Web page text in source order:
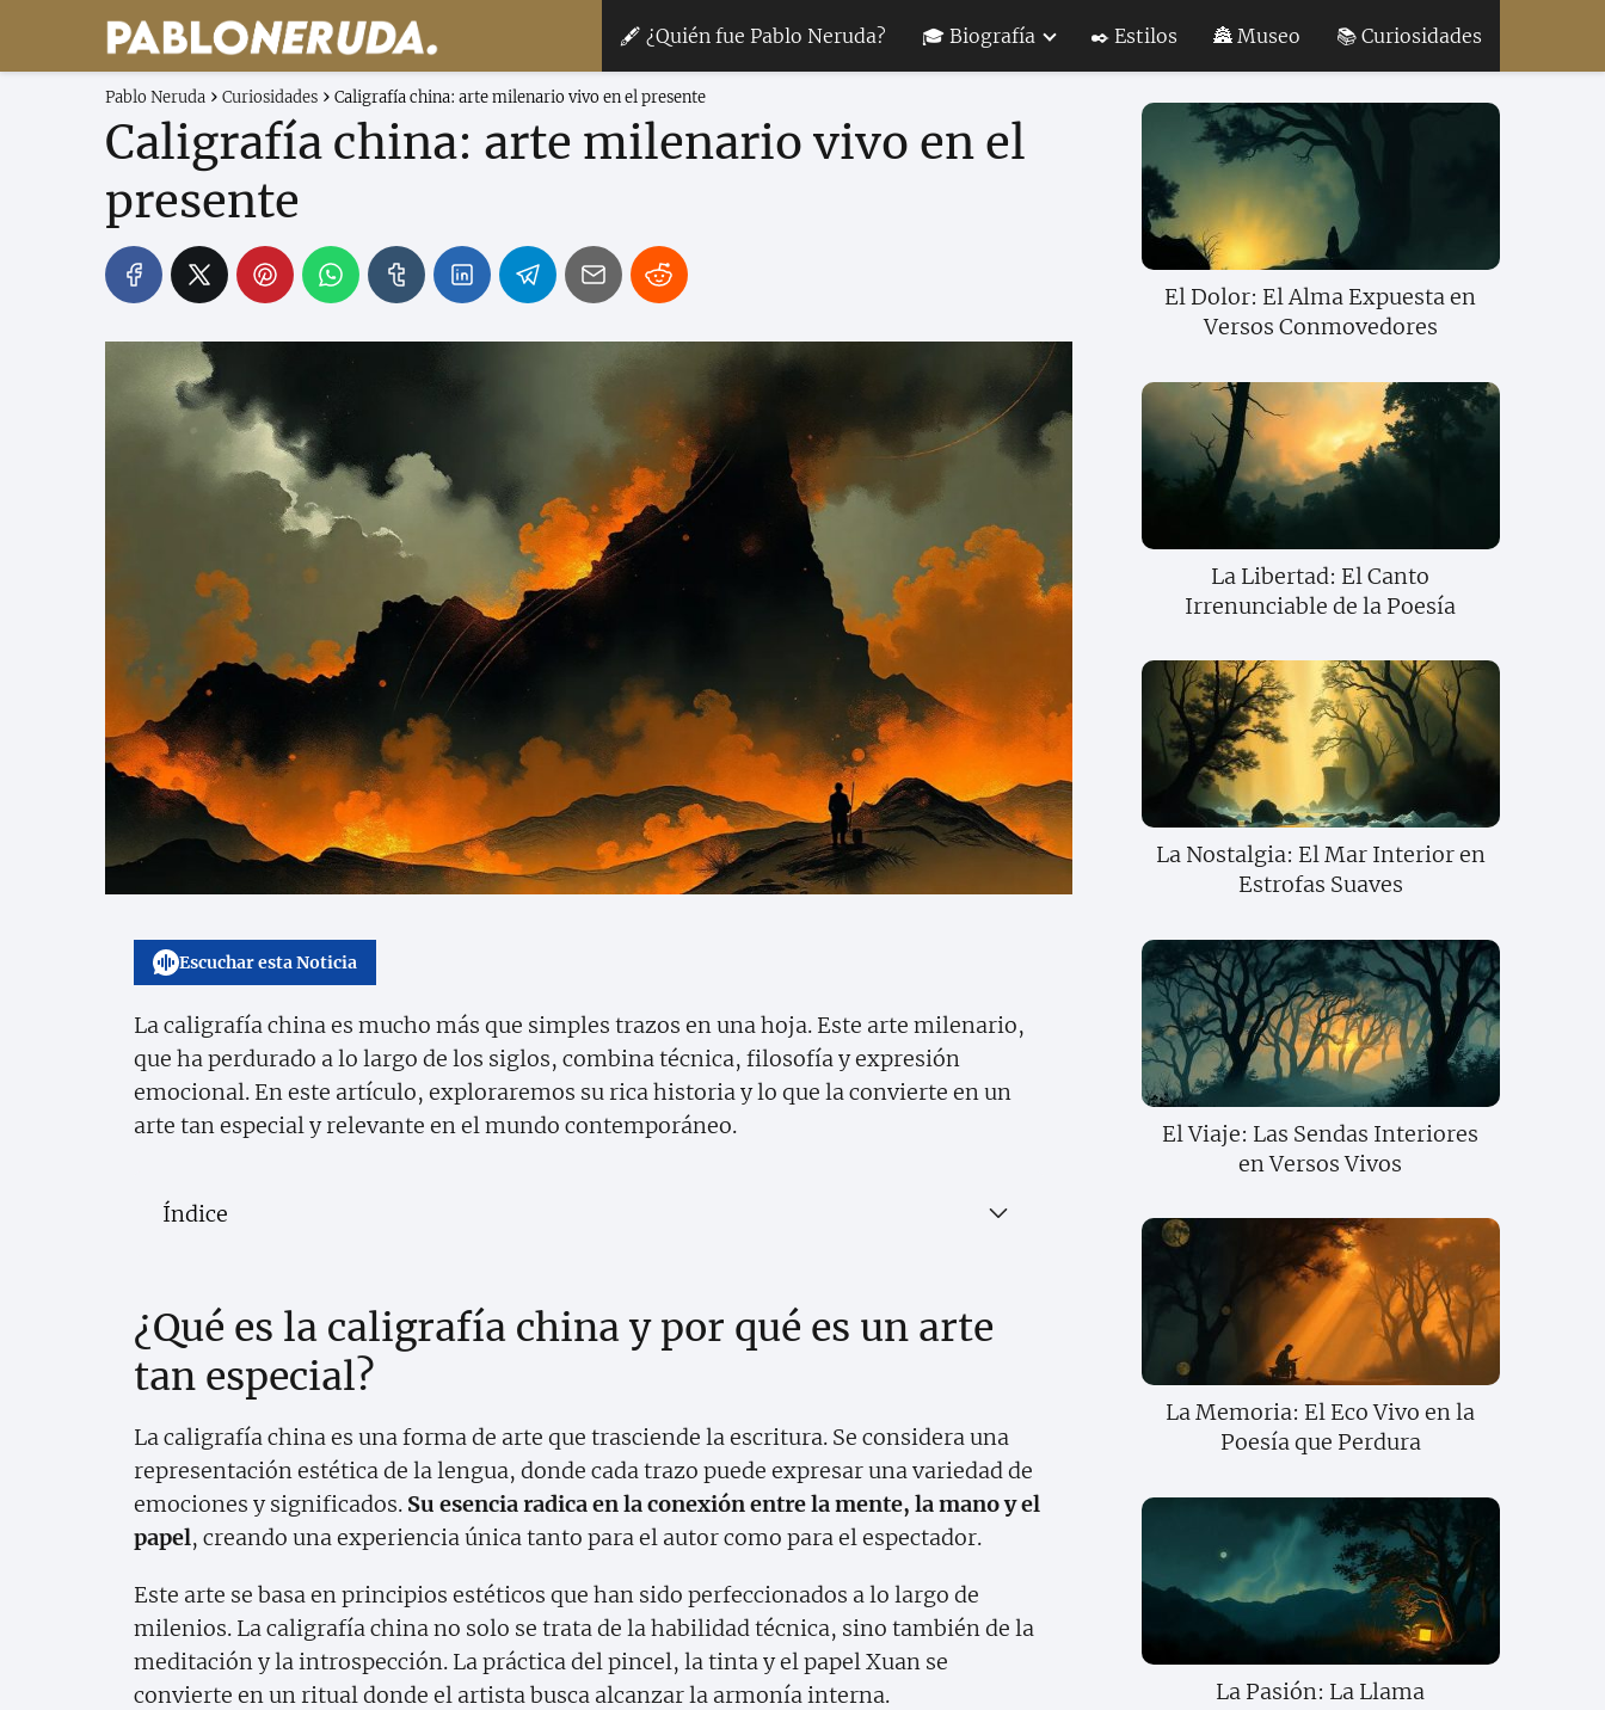
🖋 ¿Quién fue Pablo Neruda? 🎓 Biografía ✒️ Estilos 🏯 Museo 📚 Curiosidades
Pablo Neruda Curiosidades Caligrafía china: arte milenario vivo en el presente
Caligrafía china: arte milenario vivo en el
presente
Escuchar esta Noticia
La caligrafía china es mucho más que simples trazos en una hoja. Este arte milenario,
que ha perdurado a lo largo de los siglos, combina técnica, filosofía y expresión
emocional. En este artículo, exploraremos su rica historia y lo que la convierte en un
arte tan especial y relevante en el mundo contemporáneo.
Índice
¿Qué es la caligrafía china y por qué es un arte
tan especial?
La caligrafía china es una forma de arte que trasciende la escritura. Se considera una
representación estética de la lengua, donde cada trazo puede expresar una variedad de
emociones y significados. Su esencia radica en la conexión entre la mente, la mano y el
papel, creando una experiencia única tanto para el autor como para el espectador.
Este arte se basa en principios estéticos que han sido perfeccionados a lo largo de
milenios. La caligrafía china no solo se trata de la habilidad técnica, sino también de la
meditación y la introspección. La práctica del pincel, la tinta y el papel Xuan se
convierte en un ritual donde el artista busca alcanzar la armonía interna.
El Dolor: El Alma Expuesta en
Versos Conmovedores
La Libertad: El Canto
Irrenunciable de la Poesía
La Nostalgia: El Mar Interior en
Estrofas Suaves
El Viaje: Las Sendas Interiores
en Versos Vivos
La Memoria: El Eco Vivo en la
Poesía que Perdura
La Pasión: La Llama